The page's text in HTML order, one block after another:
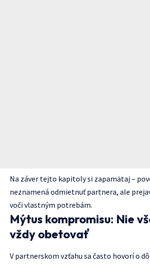
Na záver tejto kapitoly si zapamätaj –
neznamená odmietnuť partnera, ale
voči vlastným potrebám.
Mýtus kompromisu: Nie
vždy obetovať
V partnerskom vzťahu sa často hovorí o